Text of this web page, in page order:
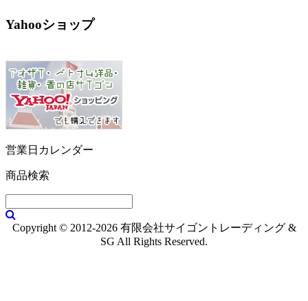
Yahooショップ
営業日カレンダー
商品検索
Copyright © 2012-2026 有限会社サイゴントレーディング &
SG All Rights Reserved.